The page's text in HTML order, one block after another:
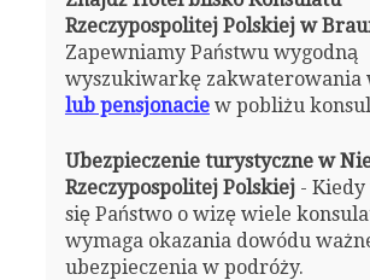
Rzeczypospolitej Polskiej w
Zapewniamy Państwu wygodną
wyszukiwarkę zakwaterowania
lub pensjonaciew pobliżu
Ubezpieczenie turystyczne w
Rzeczypospolitej Polskiej- Kiedy
się Państwo o wizę wiele
wymaga okazania dowódu
ubezpieczenia w podróży.